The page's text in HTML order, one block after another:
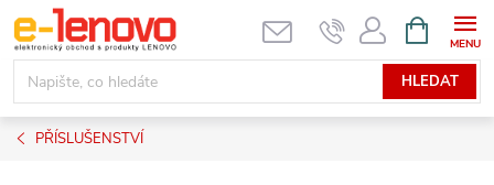
Přejít
na
obsah
HLEDAT
NÁKUPNÍ
KOŠÍK
PŘÍSLUŠENSTVÍ